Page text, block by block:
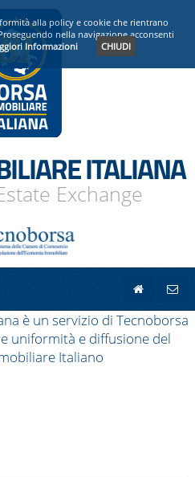
ITALIANA
Exchange
è un servizio di Tecnoborsa
uniformità e diffusione del
Italiano
alla policy e cookie che rientrano
nella navigazione acconsenti
Informazioni CHIUDI